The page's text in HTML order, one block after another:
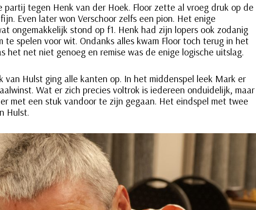
partij tegen Henk van der Hoek. Floor zette al vroeg druk op de
Even later won Verschoor zelfs een pion. Het enige
ongemakkelijk stond op f1. Henk had zijn lopers ook zodanig
spelen voor wit. Ondanks alles kwam Floor toch terug in het
het net niet genoeg en remise was de enige logische uitslag.
Hulst ging alle kanten op. In het middenspel leek Mark er
Wat er zich precies voltrok is iedereen onduidelijk, maar
met een stuk vandoor te zijn gegaan. Het eindspel met twee
Hulst.